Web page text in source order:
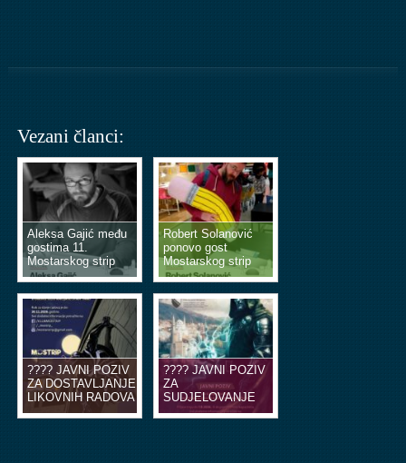
Vezani članci:
Aleksa Gajić među
gostima 11.
Mostarskog strip
vikenda
Robert Solanović
ponovo gost
Mostarskog strip
vikenda
???? JAVNI POZIV
ZA DOSTAVLJANJE
LIKOVNIH RADOVA
U OBLIKU
???? JAVNI POZIV
ZA
SUDJELOVANJE
NA EDUKACIJSKIM